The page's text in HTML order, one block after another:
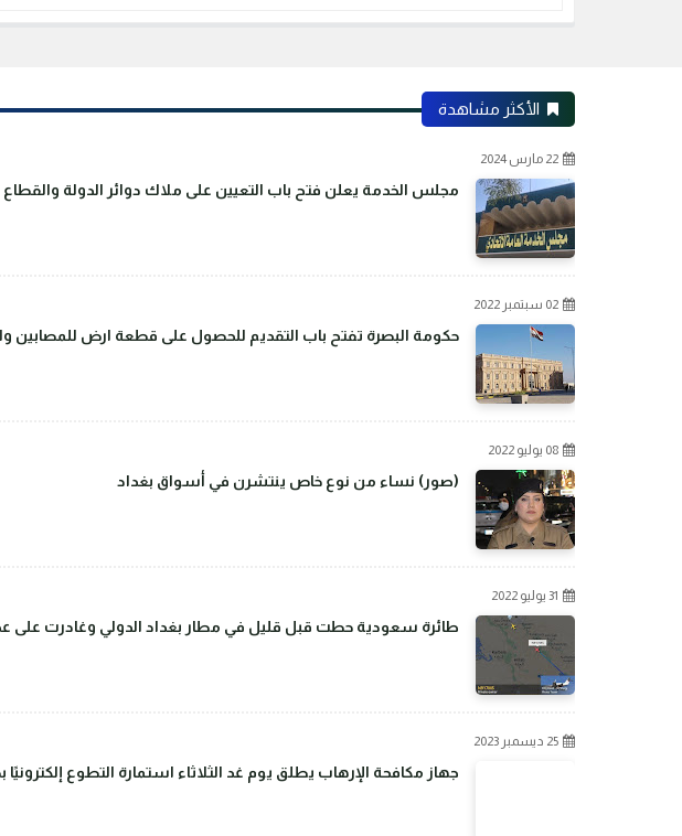
الأكثر مشاهدة
22 مارس 2024
مجلس الخدمة يعلن فتح باب التعيين على ملاك دوائر الدولة والقطاع
02 سبتمبر 2022
حكومة البصرة تفتح باب التقديم للحصول على قطعة ارض للمصابين
08 يوليو 2022
(صور) نساء من نوع خاص ينتشرن في أسواق بغداد
31 يوليو 2022
طائرة سعودية حطت قبل قليل في مطار بغداد الدولي وغادرت على
25 ديسمبر 2023
جهاز مكافحة الإرهاب يطلق يوم غد الثلاثاء استمارة التطوع